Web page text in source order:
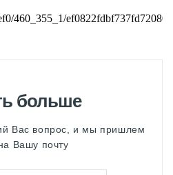
больше
Вас вопрос, и мы пришлем
Вашу почту